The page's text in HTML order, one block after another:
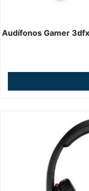
Audífonos Gamer